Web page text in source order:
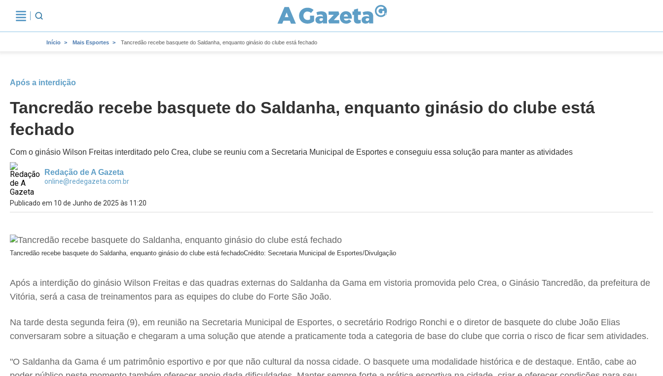
Início Mais Esportes Tancredão recebe basquete do Saldanha, enquanto ginásio do clube está fechado
Após a interdição
Tancredão recebe basquete do Saldanha, enquanto ginásio do clube está
fechado
Com o ginásio Wilson Freitas interditado pelo Crea, clube se reuniu com a Secretaria Municipal de Esportes e conseguiu essa solução para manter as atividades
Redação de A Gazeta
online@redegazeta.com.br
Publicado em 10 de Junho de 2025 às 11:20
Tancredão recebe basquete do Saldanha, enquanto ginásio do clube está fechadoCrédito: Secretaria Municipal de Esportes/Divulgação
Após a interdição do ginásio Wilson Freitas e das quadras externas do Saldanha da Gama em vistoria promovida pelo Crea, o Ginásio Tancredão, da prefeitura de
Vitória, será a casa de treinamentos para as equipes do clube do Forte São João.
Na tarde desta segunda feira (9), em reunião na Secretaria Municipal de Esportes, o secretário Rodrigo Ronchi e o diretor de basquete do clube João Elias
conversaram sobre a situação e chegaram a uma solução que atende a praticamente toda a categoria de base do clube que corria o risco de ficar sem atividades.
"O Saldanha da Gama é um patrimônio esportivo e por que não cultural da nossa cidade. O basquete uma modalidade histórica e de destaque. Então, cabe ao